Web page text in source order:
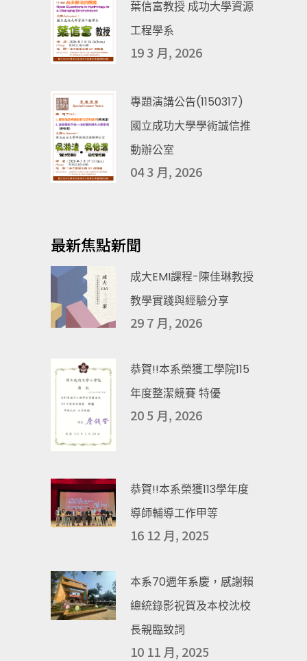
葉信富教授 成功大學資源
工程學系
19 3 月, 2026
專題演講公告(1150317)
國立成功大學學術誠信推
動辦公室
04 3 月, 2026
最新焦點新聞
成大EMI課程-陳佳琳教授
教學實踐與經驗分享
29 7 月, 2026
恭賀!!本系榮獲工學院115
年度整潔競賽 特優
20 5 月, 2026
恭賀!!本系榮獲113學年度
導師輔導工作甲等
16 12 月, 2025
本系70週年系慶，感謝賴
總統錄影祝賀及本校沈校
長親臨致詞
10 11 月, 2025